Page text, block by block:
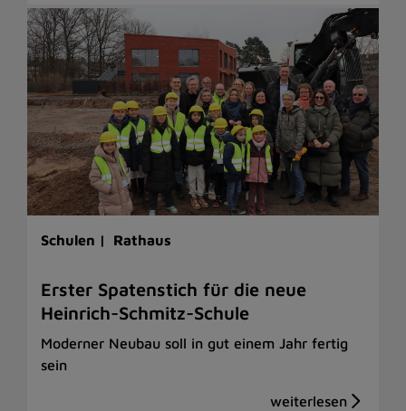
Schulen | Rathaus
Erster Spatenstich für die neue
Heinrich-Schmitz-Schule
Moderner Neubau soll in gut einem Jahr fertig
sein